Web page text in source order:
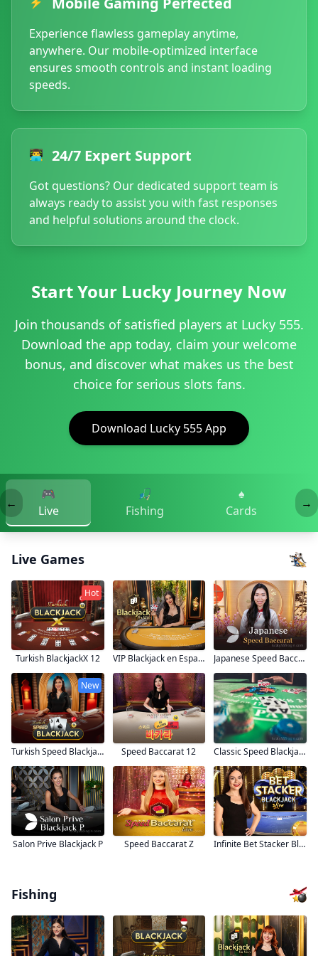
Experience flawless gameplay anytime,
anywhere. Our mobile-optimized interface
ensures smooth controls and instant loading
speeds.
👨‍💻 24/7 Expert Support
Got questions? Our dedicated support team is
always ready to assist you with fast responses
and helpful solutions around the clock.
Start Your Lucky Journey Now
Join thousands of satisfied players at Lucky 555.
Download the app today, claim your welcome
bonus, and discover what makes us the best
choice for serious slots fans.
Download Lucky 555 App
←
🎮
Live
🎣
Fishing
♠️
Cards
→
Live Games
Hot
Turkish BlackjackX 12 VIP Blackjack en Español 2 Japanese Speed Baccarat A
New
Turkish Speed Blackjack 3 Speed Baccarat 12 Classic Speed Blackjack 70
Salon Prive Blackjack P Speed Baccarat Z Infinite Bet Stacker Blackjack
Fishing